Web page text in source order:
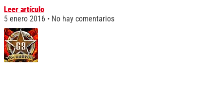
Leer artículo
5 enero 2016
No hay comentarios